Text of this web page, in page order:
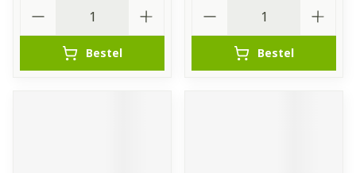
Bestel Bestel